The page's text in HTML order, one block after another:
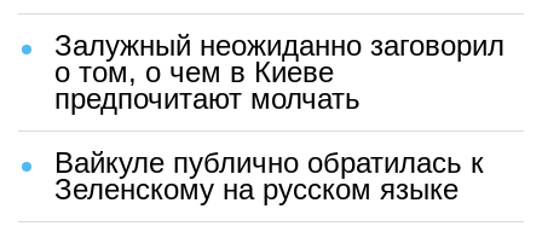
Залужный неожиданно заговорил
о том, о чем в Киеве
предпочитают молчать
Вайкуле публично обратилась к
Зеленскому на русском языке